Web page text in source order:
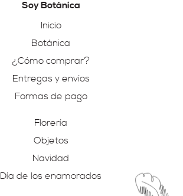
Soy Botánica
Inicio
Botánica
¿Cómo comprar?
Entregas y envíos
Formas de pago
Florería
Objetos
Navidad
Día de los enamorados